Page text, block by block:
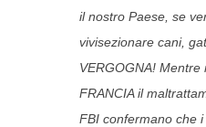
il nostro Paese, se
vivisezionare cani,
VERGOGNA!
FRANCIA il
FBI confermano che